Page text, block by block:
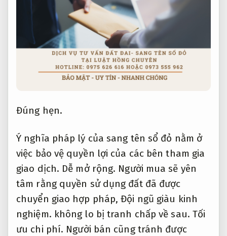
Đúng hẹn.
Ý nghĩa pháp lý của sang tên sổ đỏ nằm ở
việc bảo vệ quyền lợi của các bên tham gia
giao dịch. Dễ mở rộng. Người mua sẽ yên
tâm rằng quyền sử dụng đất đã được
chuyển giao hợp pháp,Đội ngũ giàu kinh
nghiệm. không lo bị tranh chấp về sau. Tối
ưu chi phí. Người bán cũng tránh được